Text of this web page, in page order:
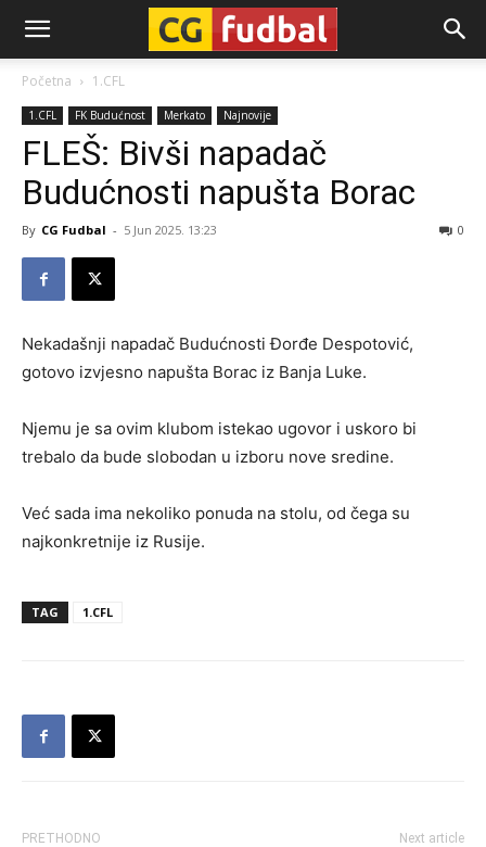
CG-
Fudbal
Početna 1.CFL
1.CFL FK Budućnost Merkato Najnovije
FLEŠ: Bivši napadač
Budućnosti napušta Borac
By CG Fudbal - 5 Jun 2025. 13:23 0
Nekadašnji napadač Budućnosti Đorđe Despotović,
gotovo izvjesno napušta Borac iz Banja Luke.
Njemu je sa ovim klubom istekao ugovor i uskoro bi
trebalo da bude slobodan u izboru nove sredine.
Već sada ima nekoliko ponuda na stolu, od čega su
najkonkretnije iz Rusije.
TAG 1.CFL
PRETHODNO Next article